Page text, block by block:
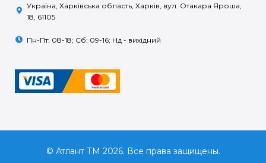
Україна, Харківська область, Харків, вул. Отакара Яроша,
18, 61105
Пн-Пт: 08-18; Сб: 09-16; Нд - вихідний
© Атлант ТМ 2026. Все права защищены.